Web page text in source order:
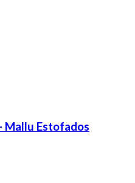
Mallu Estofados